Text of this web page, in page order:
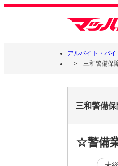
アルバイト・バ
三和警備保
三和警備
☆警備